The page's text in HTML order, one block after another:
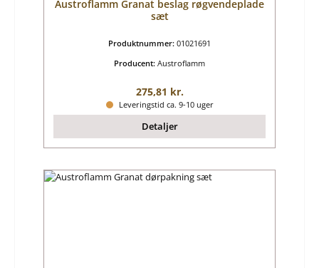
Austroflamm Granat beslag røgvendeplade
sæt
Produktnummer: 01021691
Producent: Austroflamm
Almindelig pris:
275,81 kr.
Leveringstid ca. 9-10 uger
Detaljer